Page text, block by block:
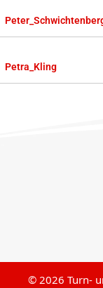
Petra_Kling
© 2026 Turn-